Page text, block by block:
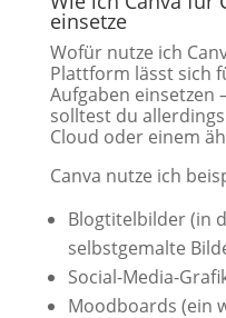
einsetze
Wofür nutze ich
Plattform lässt sich
Aufgaben einsetzen
solltest du
Cloud oder einem
Canva nutze ich
Blogtitelbilder (in
selbstgemalte
Social-Media-
Moodboards (ein